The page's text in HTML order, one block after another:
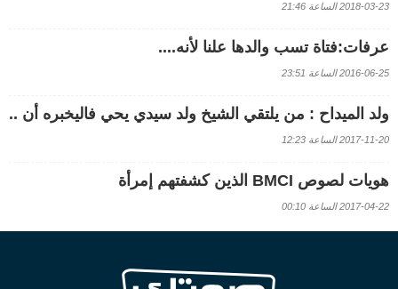
2018-03-23 الساعة 21:46
عرفات:فتاة تسب والدها علنا لأنه....
2016-06-25 الساعة 23:51
ولد الميداح : من يلتقي الشيخ ولد سيدي يحي فاليخبره أن ..
2017-11-20 الساعة 12:23
هويات لصوص BMCI الذين كشفتهم إمرأة
2017-04-22 الساعة 00:10